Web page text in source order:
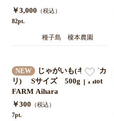
￥3,000 （税込）
82pt.
種子島 榎本農園
NEW
じゃがいも(キタアカ
リ) Sサイズ 500g｜Pilot
FARM Aihara
￥300 （税込）
7pt.